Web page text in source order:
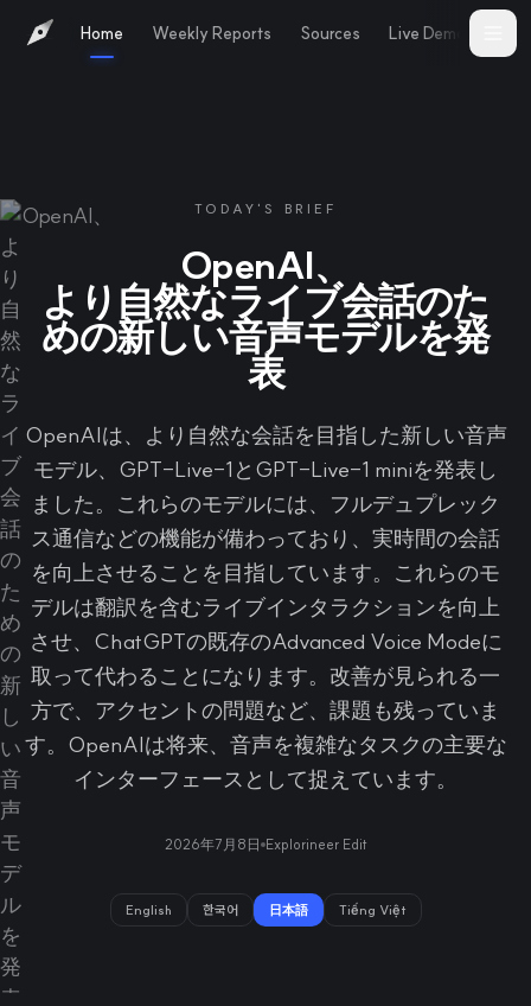
Home Weekly Reports Sources Live Demo
TODAY'S BRIEF
OpenAI、
より自然なライブ会話のた
めの新しい音声モデルを発
表
OpenAIは、より自然な会話を目指した新しい音声
モデル、GPT-Live-1とGPT-Live-1 miniを発表し
ました。これらのモデルには、フルデュプレック
ス通信などの機能が備わっており、実時間の会話
を向上させることを目指しています。これらのモ
デルは翻訳を含むライブインタラクションを向上
させ、ChatGPTの既存のAdvanced Voice Modeに
取って代わることになります。改善が見られる一
方で、アクセントの問題など、課題も残っていま
す。OpenAIは将来、音声を複雑なタスクの主要な
インターフェースとして捉えています。
2026年7月8日 Explorineer Edit
English 한국어 日本語 Tiếng Việt